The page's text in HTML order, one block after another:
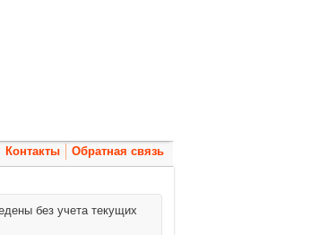
Контакты Обратная связь
без учета текущих